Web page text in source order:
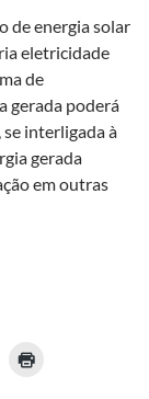
de energia solar
eletricidade
de
gerada poderá
interligada à
gerada
em outras
eletrificar